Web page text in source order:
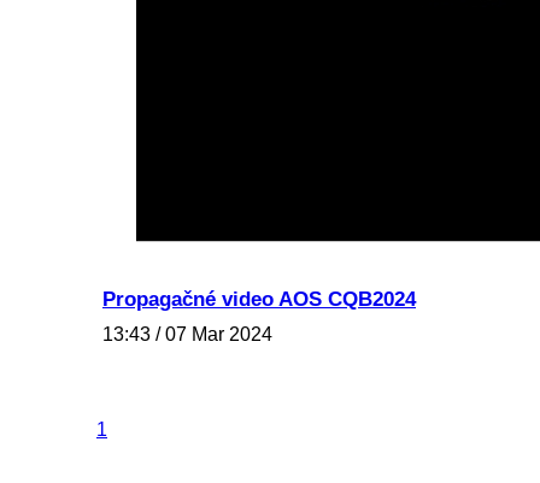
Propagačné video AOS CQB2024
13:43 / 07 Mar 2024
1